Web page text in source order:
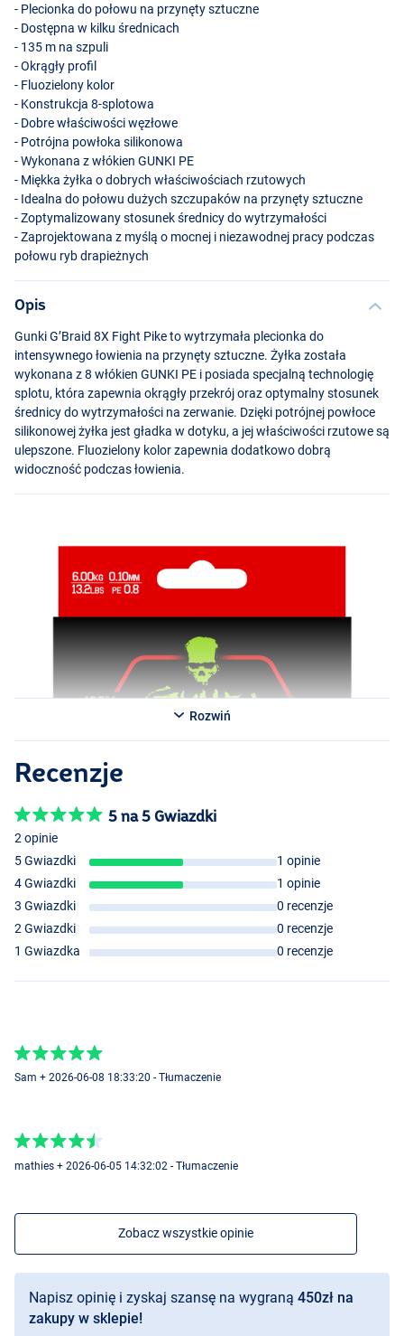
- Plecionka do połowu na przynęty sztuczne
- Dostępna w kilku średnicach
- 135 m na szpuli
- Okrągły profil
- Fluozielony kolor
- Konstrukcja 8-splotowa
- Dobre właściwości węzłowe
- Potrójna powłoka silikonowa
- Wykonana z włókien GUNKI PE
- Miękka żyłka o dobrych właściwościach rzutowych
- Idealna do połowu dużych szczupaków na przynęty sztuczne
- Zoptymalizowany stosunek średnicy do wytrzymałości
- Zaprojektowana z myślą o mocnej i niezawodnej pracy podczas
połowu ryb drapieżnych
Opis
Gunki G’Braid 8X Fight Pike to wytrzymała plecionka do
intensywnego łowienia na przynęty sztuczne. Żyłka została
wykonana z 8 włókien GUNKI PE i posiada specjalną technologię
splotu, która zapewnia okrągły przekrój oraz optymalny stosunek
średnicy do wytrzymałości na zerwanie. Dzięki potrójnej powłoce
silikonowej żyłka jest gładka w dotyku, a jej właściwości rzutowe są
ulepszone. Fluozielony kolor zapewnia dodatkowo dobrą
widoczność podczas łowienia.
Rozwiń
Recenzje
5 na 5 Gwiazdki
2 opinie
5 Gwiazdki
1 opinie
4 Gwiazdki
1 opinie
3 Gwiazdki
0 recenzje
2 Gwiazdki
0 recenzje
1 Gwiazdka
0 recenzje
Sam + 2026-06-08 18:33:20 - Tłumaczenie
mathies + 2026-06-05 14:32:02 - Tłumaczenie
Zobacz wszystkie opinie
Napisz opinię i zyskaj szansę na wygraną 450zł na
zakupy w sklepie!